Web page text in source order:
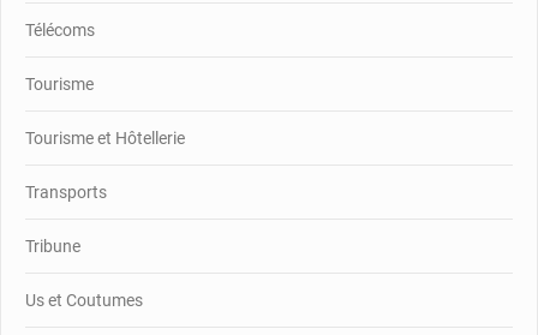
Télécoms
Tourisme
Tourisme et Hôtellerie
Transports
Tribune
Us et Coutumes